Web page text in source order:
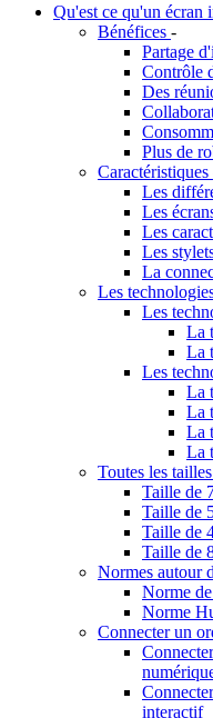
Qu'est ce qu'un écran
Bénéfices -
Partage
Contrôle
Des
Plus de
Caractéristiques
Les
Les
Les
Les
La
Les
Les
La
La
Les
La
La
La
La
Toutes les
Taille de
Taille de
Taille de
Taille de
Normes autour
Norme
Norme
Connecter un
interactif